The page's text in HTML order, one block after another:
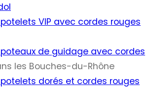
VIP avec cordes rouges
de guidage avec cordes
les Bouches-du-Rhône
dorés et cordes rouges